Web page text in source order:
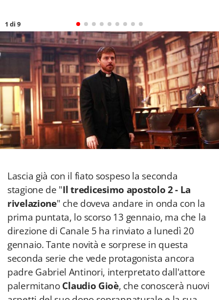
1 di 9
Lascia già con il fiato sospeso la seconda
stagione de "Il tredicesimo apostolo 2 - La
rivelazione" che doveva andare in onda con la
prima puntata, lo scorso 13 gennaio, ma che la
direzione di Canale 5 ha rinviato a lunedì 20
gennaio. Tante novità e sorprese in questa
seconda serie che vede protagonista ancora
padre Gabriel Antinori, interpretato dall'attore
palermitanoClaudio Gioè, che conoscerà nuovi